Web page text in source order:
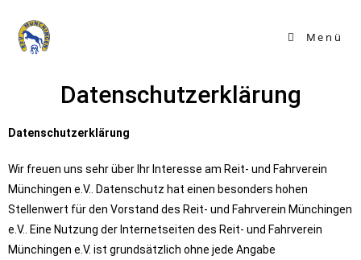
Menü
Datenschutzerklärung
Datenschutzerklärung
Wir freuen uns sehr über Ihr Interesse am Reit- und Fahrverein
Münchingen e.V.. Datenschutz hat einen besonders hohen
Stellenwert für den Vorstand des Reit- und Fahrverein Münchingen
e.V.. Eine Nutzung der Internetseiten des Reit- und Fahrverein
Münchingen e.V. ist grundsätzlich ohne jede Angabe